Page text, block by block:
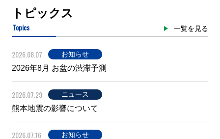
トピックス
Topics 一覧を見る
2026.08.07 お知らせ
2026年8月 お盆の渋滞予測
2026.07.29 ニュース
熊本地震の影響について
2026.07.16 お知らせ